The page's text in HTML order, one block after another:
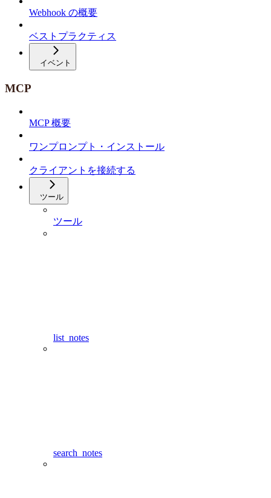
Webhook の概要
ベストプラクティス
イベント
MCP
MCP 概要
ワンプロンプト・インストール
クライアントを接続する
ツール
ツール
list_notes
search_notes